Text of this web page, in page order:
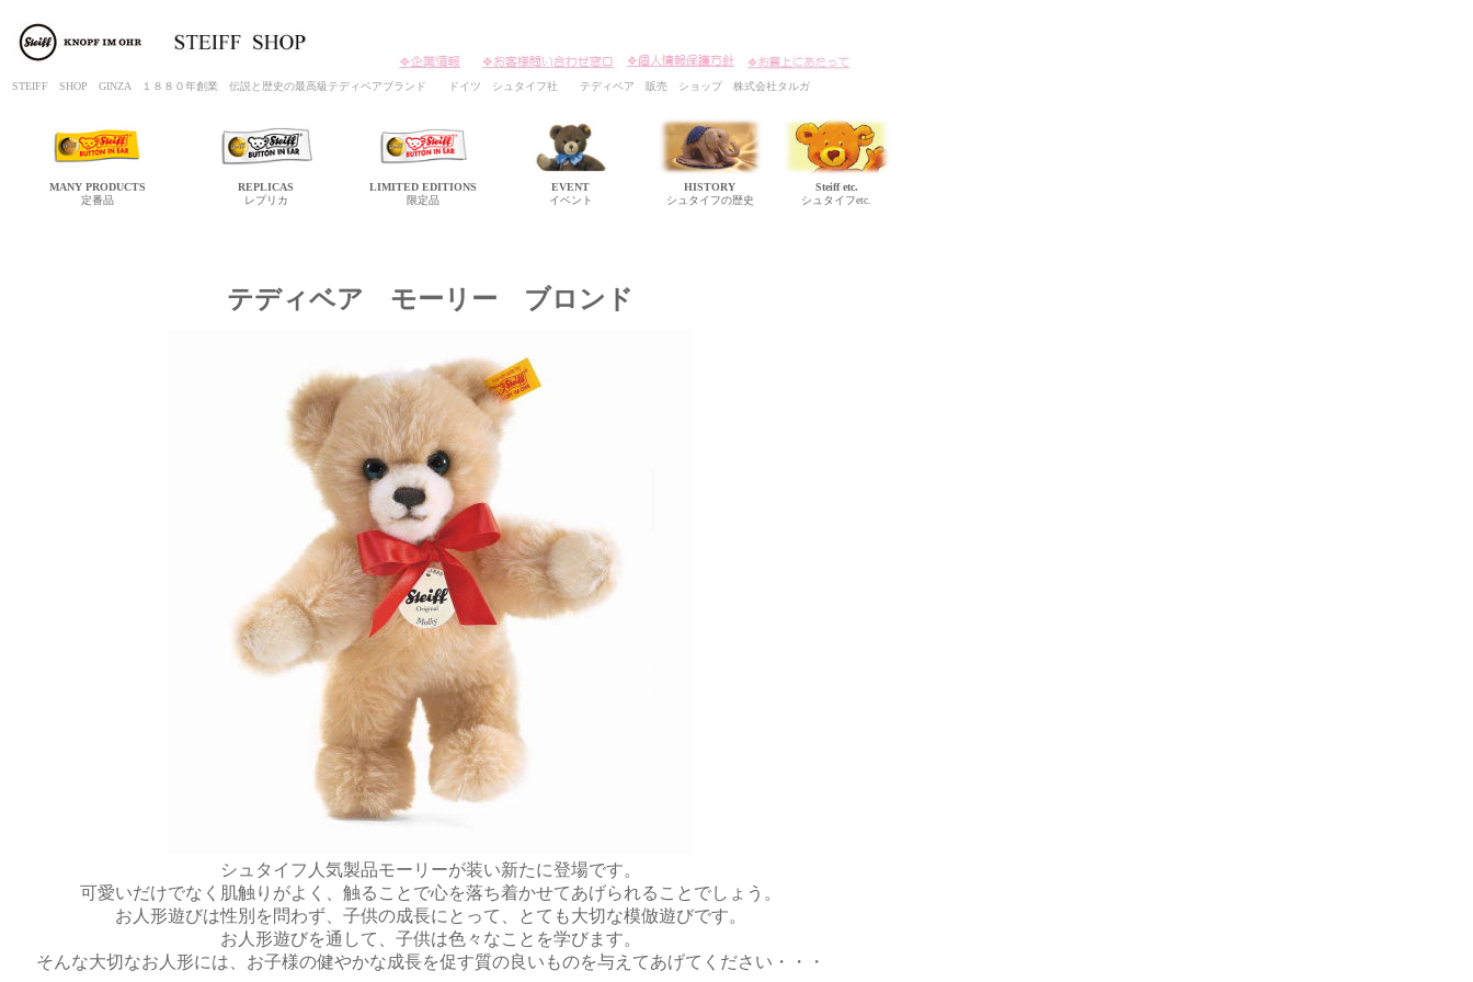
STEIFF SHOP GINZA １８８０年創業 伝説と歴史の最高級テディベアブランド ドイツ シュタイフ社 テディベア 販売 ショップ 株式会社タルガ
MANY PRODUCTS
定番品
REPLICAS
レプリカ
LIMITED EDITIONS
限定品
EVENT
イベント
HISTORY
シュタイフの歴史
Steiff etc.
シュタイフetc.
テディベア モーリー ブロンド
シュタイフ人気製品モーリーが装い新たに登場です。
可愛いだけでなく肌触りがよく、触ることで心を落ち着かせてあげられることでしょう。
お人形遊びは性別を問わず、子供の成長にとって、とても大切な模倣遊びです。
お人形遊びを通して、子供は色々なことを学びます。
そんな大切なお人形には、お子様の健やかな成長を促す質の良いものを与えてあげてください・・・